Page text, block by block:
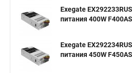
Exegate
питания 400W F400AS
Exegate
питания 450W F450AS